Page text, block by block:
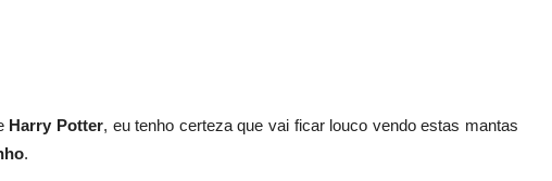
Harry Potter, eu tenho certeza que vai ficar louco vendo estas mantas
.